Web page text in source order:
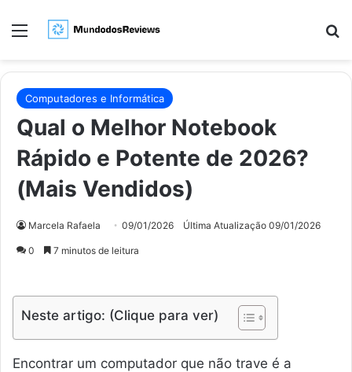
Menu
Computadores e Informática
Qual o Melhor Notebook
Rápido e Potente de 2026?
(Mais Vendidos)
Marcela Rafaela 09/01/2026 Última Atualização 09/01/2026
0 7 minutos de leitura
Neste artigo: (Clique para ver)
Encontrar um computador que não trave é a